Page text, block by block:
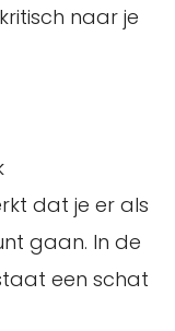
naar je
dat je er als
gaan. In de
een schat